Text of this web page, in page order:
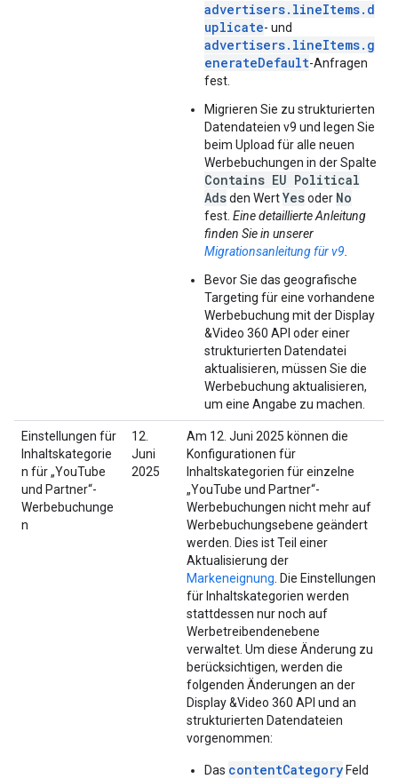
advertisers.lineItems.d
uplicate- und
advertisers.lineItems.g
enerateDefault-Anfragen
fest.
Migrieren Sie zu strukturierten
Datendateien v9 und legen Sie
beim Upload für alle neuen
Werbebuchungen in der Spalte
Contains EU Political
Adsden WertYesoder No
fest. Eine detaillierte Anleitung
finden Sie in unserer
Migrationsanleitung für v9
Bevor Sie das geografische
Targeting für eine vorhandene
Werbebuchung mit der Display
&Video 360 API oder einer
strukturierten Datendatei
aktualisieren, müssen Sie die
Werbebuchung aktualisieren,
um eine Angabe zu machen.
Einstellungen für
Inhaltskategorie
n für „YouTube
und Partner“-
Werbebuchunge
n
12.
Juni
2025
Am 12. Juni 2025 können die
Konfigurationen für
Inhaltskategorien für einzelne
„YouTube und Partner“-
Werbebuchungen nicht mehr auf
Werbebuchungsebene geändert
werden. Dies ist Teil einer
Aktualisierung der
Markeneignung . Die Einstellungen
für Inhaltskategorien werden
stattdessen nur noch auf
Werbetreibendenebene
verwaltet. Um diese Änderung zu
berücksichtigen, werden die
folgenden Änderungen an der
Display &Video 360 API und an
strukturierten Datendateien
vorgenommen:
Das contentCategory Feld